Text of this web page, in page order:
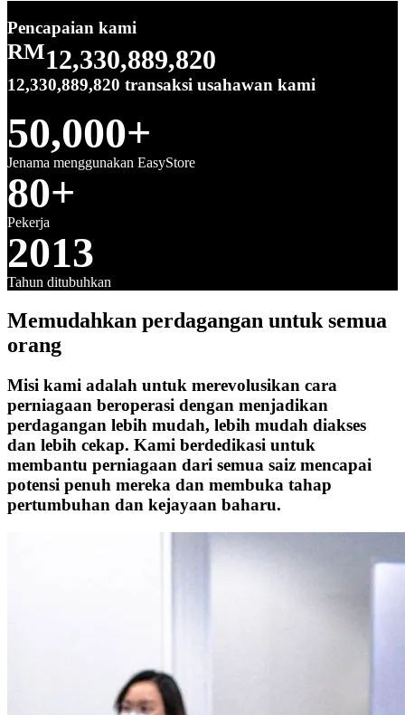
Pencapaian kami
RM12,330,889,820
12,330,889,820 transaksi usahawan kami
50,000+
Jenama menggunakan EasyStore
80+
Pekerja
2013
Tahun ditubuhkan
Memudahkan perdagangan untuk semua
orang
Misi kami adalah untuk merevolusikan cara
perniagaan beroperasi dengan menjadikan
perdagangan lebih mudah, lebih mudah diakses
dan lebih cekap. Kami berdedikasi untuk
membantu perniagaan dari semua saiz mencapai
potensi penuh mereka dan membuka tahap
pertumbuhan dan kejayaan baharu.